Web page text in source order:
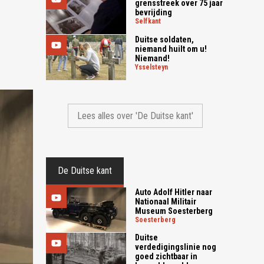
grensstreek over 75 jaar
bevrijding
selfkant
Duitse soldaten,
niemand huilt om u!
Niemand!
ysselsteyn
Lees alles over 'De Duitse kant'
De Duitse kant
Auto Adolf Hitler naar
Nationaal Militair
Museum Soesterberg
soesterberg
Duitse
verdedigingslinie nog
goed zichtbaar in